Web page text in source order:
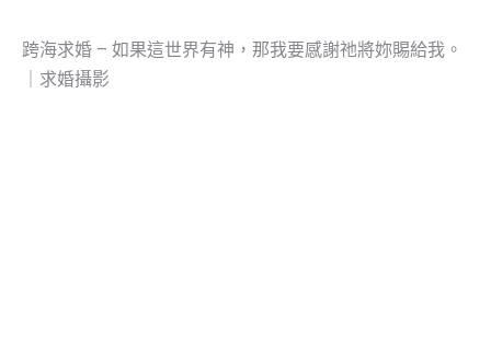
跨海求婚 – 如果這世界有神，那我要感謝祂將妳賜給我。
｜求婚攝影